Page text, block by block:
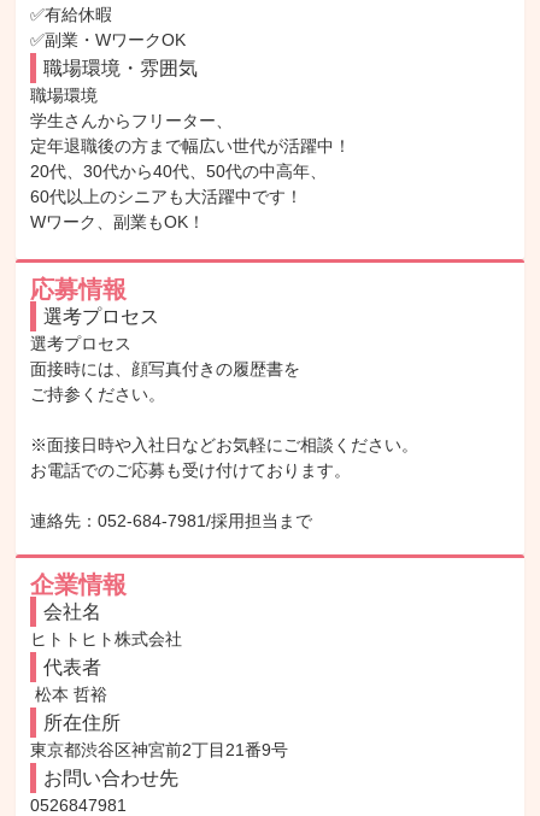
✅有給休暇
✅副業・WワークOK
職場環境・雰囲気
職場環境
学生さんからフリーター、
定年退職後の方まで幅広い世代が活躍中！
20代、30代から40代、50代の中高年、
60代以上のシニアも大活躍中です！
Wワーク、副業もOK！
応募情報
選考プロセス
選考プロセス
面接時には、顔写真付きの履歴書を
ご持参ください。
※面接日時や入社日などお気軽にご相談ください。
お電話でのご応募も受け付けております。
連絡先：052-684-7981/採用担当まで
企業情報
会社名
ヒトトヒト株式会社
代表者
松本 哲裕
所在住所
東京都渋谷区神宮前2丁目21番9号
お問い合わせ先
0526847981